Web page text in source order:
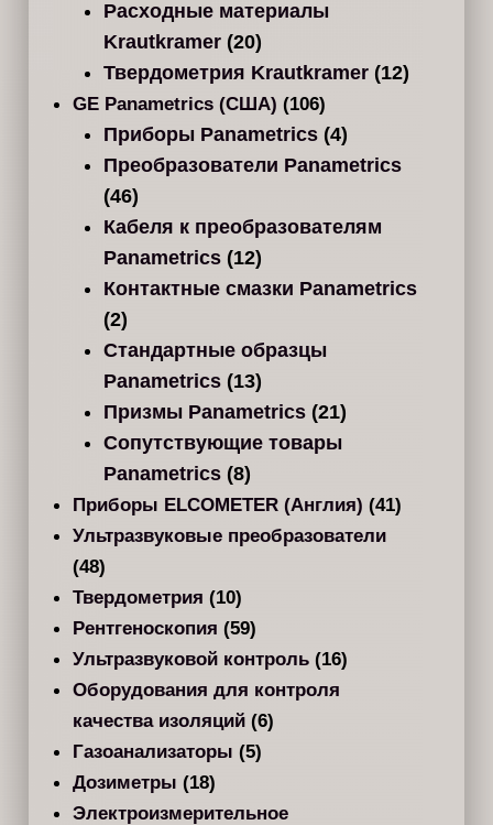
Расходные материалы
Krautkramer (20)
Твердометрия Krautkramer (12)
GE Panametrics (США) (106)
Приборы Panametrics (4)
Преобразователи Panametrics
(46)
Кабеля к преобразователям
Panametrics (12)
Контактные смазки Panametrics
(2)
Стандартные образцы
Panametrics (13)
Призмы Panametrics (21)
Сопутствующие товары
Panametrics (8)
Приборы ELCOMETER (Англия) (41)
Ультразвуковые преобразователи
(48)
Твердометрия (10)
Рентгеноскопия (59)
Ультразвуковой контроль (16)
Оборудования для контроля
качества изоляций (6)
Газоанализаторы (5)
Дозиметры (18)
Электроизмерительное